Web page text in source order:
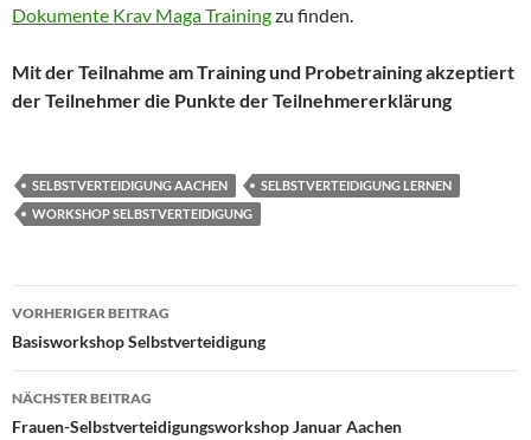
Dokumente Krav Maga Trainingzu finden.
Mit der Teilnahme am Training und Probetraining akzeptiert
der Teilnehmer die Punkte der Teilnehmererklärung
SELBSTVERTEIDIGUNG AACHEN
SELBSTVERTEIDIGUNG LERNEN
WORKSHOP SELBSTVERTEIDIGUNG
Beitragsnavigation
VORHERIGER BEITRAG
Basisworkshop Selbstverteidigung
NÄCHSTER BEITRAG
Frauen-Selbstverteidigungsworkshop Januar Aachen